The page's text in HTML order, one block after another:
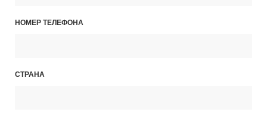
НОМЕР ТЕЛЕФОНА
СТРАНА